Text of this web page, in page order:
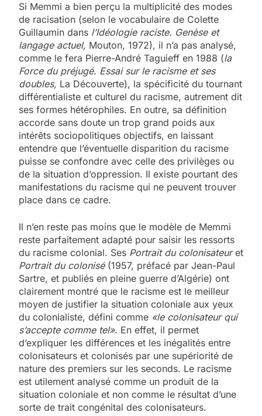
Si Memmi a bien perçu la multiplicité des modes
de racisation (selon le vocabulaire de Colette
Guillaumin dans l’Idéologie raciste. Genèse et
langage actuel, Mouton, 1972), il n’a pas analysé,
comme le fera Pierre-André Taguieff en 1988 (la
Force du préjugé. Essai sur le racisme et ses
doubles, La Découverte), la spécificité du tournant
différentialiste et culturel du racisme, autrement dit
ses formes hétérophiles. En outre, sa définition
accorde sans doute un trop grand poids aux
intérêts sociopolitiques objectifs, en laissant
entendre que l’éventuelle disparition du racisme
puisse se confondre avec celle des privilèges ou
de la situation d’oppression. Il existe pourtant des
manifestations du racisme qui ne peuvent trouver
place dans ce cadre.
Il n’en reste pas moins que le modèle de Memmi
reste parfaitement adapté pour saisir les ressorts
du racisme colonial. Ses Portrait du colonisateuret
Portrait du colonisé(1957, préfacé par Jean-Paul
Sartre, et publiés en pleine guerre d’Algérie) ont
clairement montré que le racisme est le meilleur
moyen de justifier la situation coloniale aux yeux
du colonialiste, défini comme «le colonisateur qui
s’accepte comme tel». En effet, il permet
d’expliquer les différences et les inégalités entre
colonisateurs et colonisés par une supériorité de
nature des premiers sur les seconds. Le racisme
est utilement analysé comme un produit de la
situation coloniale et non comme le résultat d’une
sorte de trait congénital des colonisateurs.